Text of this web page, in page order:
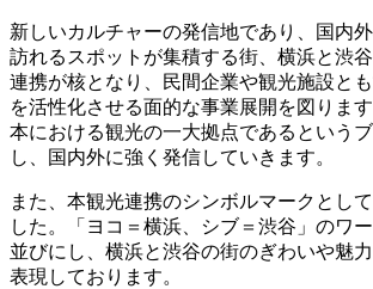
新しいカルチャーの発信地であり、国内
訪れるスポットが集積する街、横浜と渋
連携が核となり、民間企業や観光施設と
を活性化させる面的な事業展開を図りま
本における観光の一大拠点であるという
し、国内外に強く発信していきます。
また、本観光連携のシンボルマークとし
した。「ヨコ＝横浜、シブ＝渋谷」のワ
並びにし、横浜と渋谷の街のぎわいや魅
表現しております。